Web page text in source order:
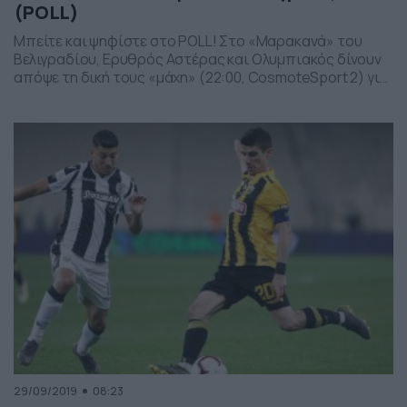
(POLL)
Μπείτε και ψηφίστε στο POLL! Στο «Μαρακανά» του
Βελιγραδίου, Ερυθρός Αστέρας και Ολυμπιακός δίνουν
απόψε τη δική τους «μάχη» (22:00, CosmoteSport 2) για
λόγους. Ο πρώτος είναι λόγω της ιδιαίτερης φιλίας των
δύο ομάδων αλλά και των οπαδών τους και […]
29/09/2019 08:23